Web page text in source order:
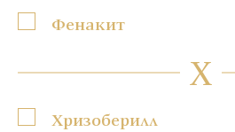
Фенакит
Х
Хризоберилл